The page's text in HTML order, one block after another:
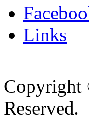
Links
Copyright
Reserved.